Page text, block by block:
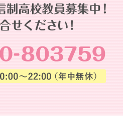
行なうために当社が業務を委託する
性確保のために、セキュリティに万